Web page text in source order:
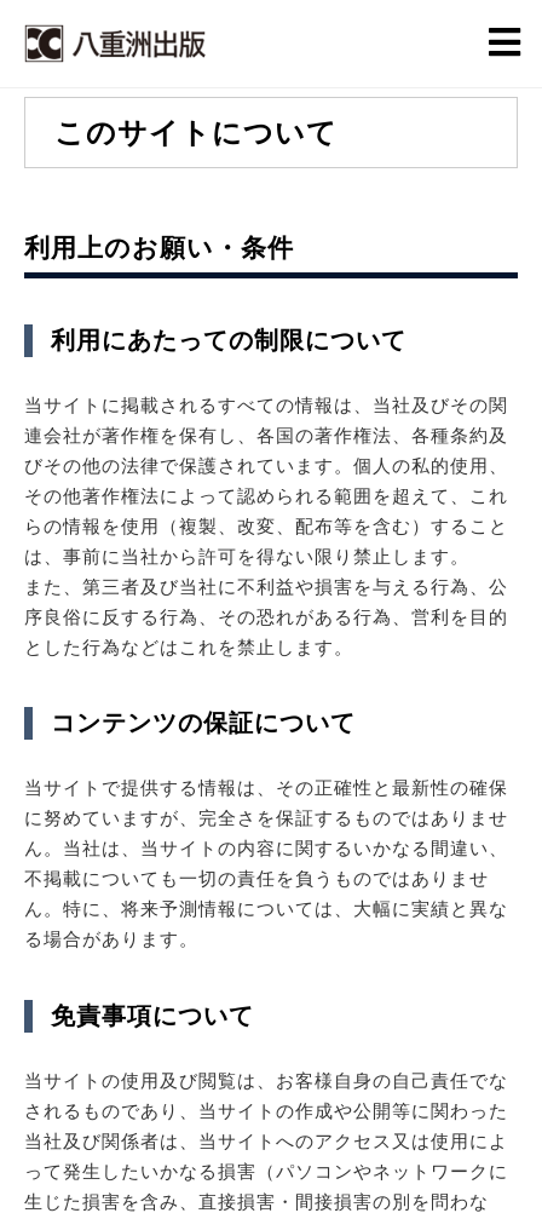
このサイトについて
利用上のお願い・条件
利用にあたっての制限について
当サイトに掲載されるすべての情報は、当社及びその関
連会社が著作権を保有し、各国の著作権法、各種条約及
びその他の法律で保護されています。個人の私的使用、
その他著作権法によって認められる範囲を超えて、これ
らの情報を使用（複製、改変、配布等を含む）すること
は、事前に当社から許可を得ない限り禁止します。
また、第三者及び当社に不利益や損害を与える行為、公
序良俗に反する行為、その恐れがある行為、営利を目的
とした行為などはこれを禁止します。
コンテンツの保証について
当サイトで提供する情報は、その正確性と最新性の確保
に努めていますが、完全さを保証するものではありませ
ん。当社は、当サイトの内容に関するいかなる間違い、
不掲載についても一切の責任を負うものではありませ
ん。特に、将来予測情報については、大幅に実績と異な
る場合があります。
免責事項について
当サイトの使用及び閲覧は、お客様自身の自己責任でな
されるものであり、当サイトの作成や公開等に関わった
当社及び関係者は、当サイトへのアクセス又は使用によ
って発生したいかなる損害（パソコンやネットワークに
生じた損害を含み、直接損害・間接損害の別を問わな